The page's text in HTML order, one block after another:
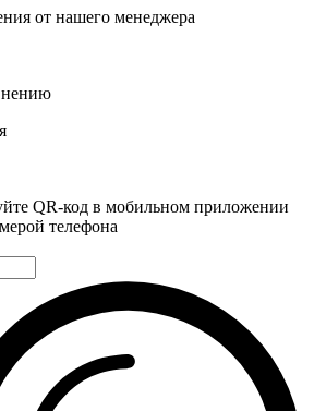
от нашего менеджера
QR-код в мобильном приложении
телефона